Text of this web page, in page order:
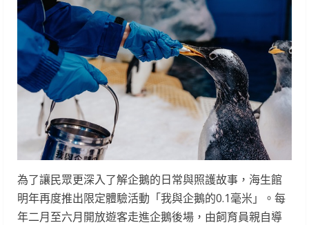
為了讓民眾更深入了解企鵝的日常與照護故事，海生館
明年再度推出限定體驗活動「我與企鵝的0.1毫米」。每
年二月至六月開放遊客走進企鵝後場，由飼育員親自導